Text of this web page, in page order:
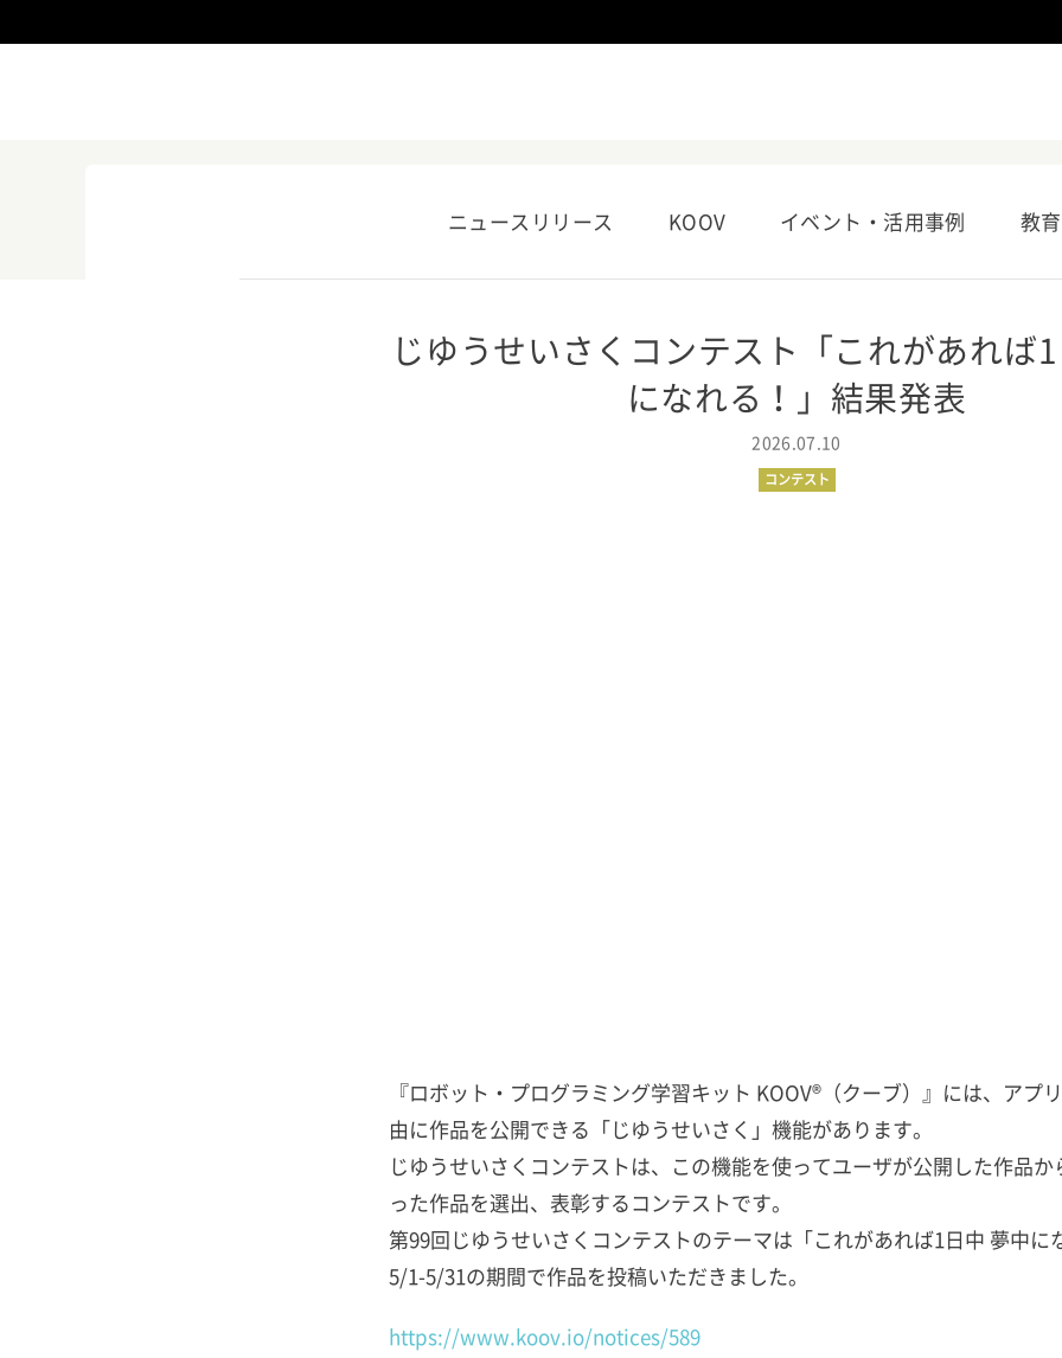
ニュースリリース KOOV イベント・活用事例 教
じゆうせいさくコンテスト「これがあれば
になれる！」結果発表
2026.07.10
コンテスト
『ロボット・プログラミング学習キット KOOV®︎（クーブ）』には、アプ
由に作品を公開できる「じゆうせいさく」機能があります。
じゆうせいさくコンテストは、この機能を使ってユーザが公開した作品か
った作品を選出、表彰するコンテストです。
第99回じゆうせいさくコンテストのテーマは「これがあれば1日中 夢中に
5/1-5/31の期間で作品を投稿いただきました。
https://www.koov.io/notices/589